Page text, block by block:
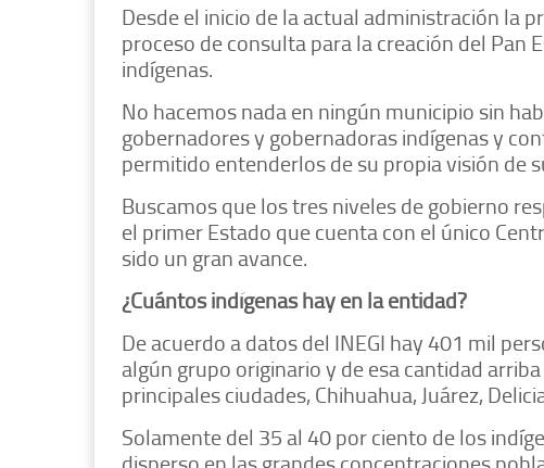
Desde el inicio de la actual administración la
proceso de consulta para la creación del
indígenas.
No hacemos nada en ningún municipio sin
gobernadores y gobernadoras indígenas y
permitido entenderlos de su propia visión de
Buscamos que los tres niveles de gobierno
el primer Estado que cuenta con el único
sido un gran avance.
¿Cuántos indígenas hay en la entidad?
De acuerdo a datos del INEGI hay 401 mil
algún grupo originario y de esa cantidad
principales ciudades, Chihuahua, Juárez,
Solamente del 35 al 40 por ciento de los